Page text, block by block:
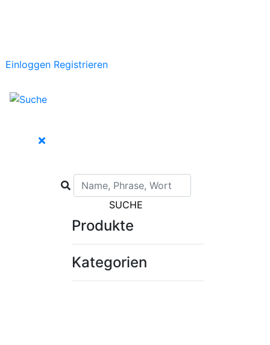
Einloggen Registrieren
SUCHE
Produkte
Kategorien